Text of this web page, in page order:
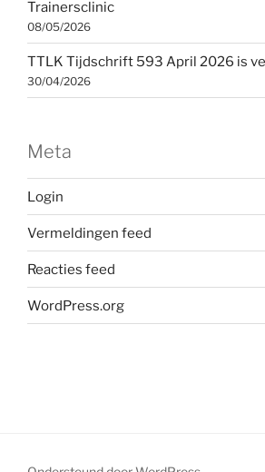
Trainersclinic
08/05/2026
TTLK Tijdschrift 593 April 2026 is
30/04/2026
Meta
Login
Vermeldingen feed
Reacties feed
WordPress.org